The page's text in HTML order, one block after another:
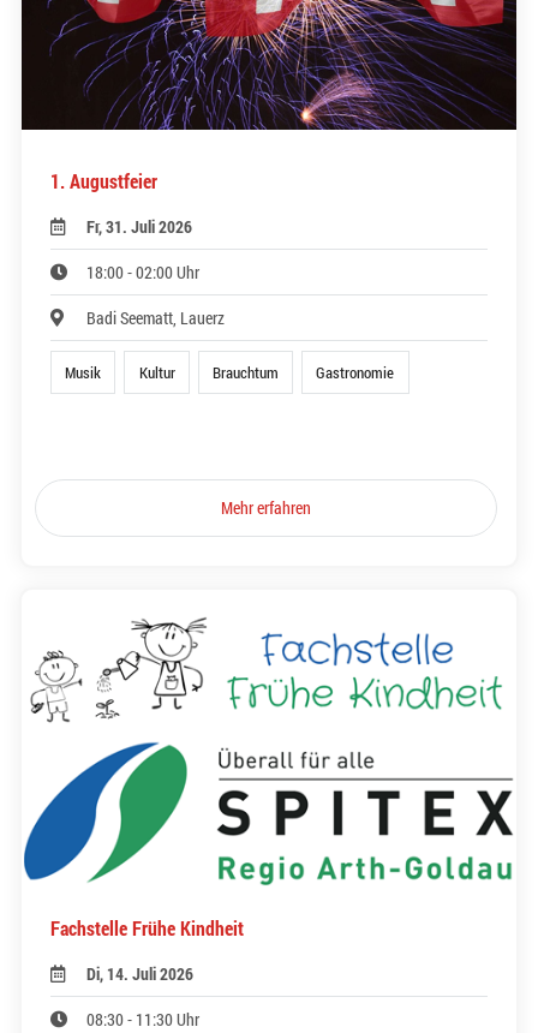
1. Augustfeier
Fr, 31. Juli 2026
18:00 - 02:00 Uhr
Badi Seematt, Lauerz
Musik Kultur Brauchtum Gastronomie
Mehr erfahren
Fachstelle Frühe Kindheit
Di, 14. Juli 2026
08:30 - 11:30 Uhr